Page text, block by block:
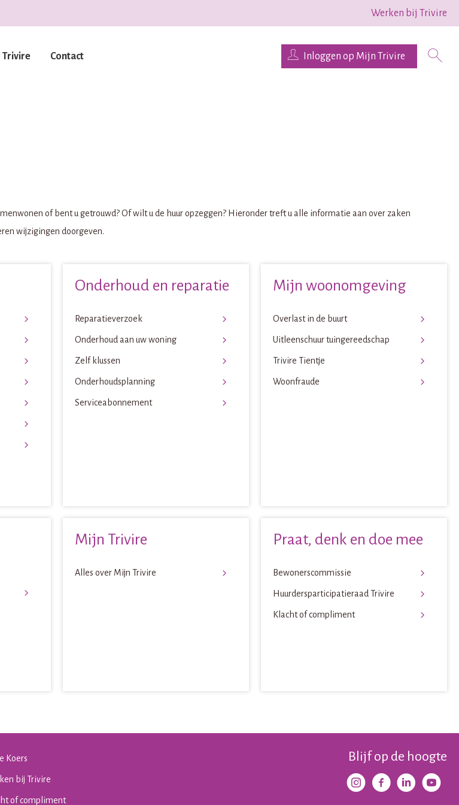
Trivire Contact Inloggen op Mijn Trivire
Werken bij Trivire
of bent u getrouwd? Of wilt u de huur opzeggen? Hieronder treft u alle informatie aan over zaken
wijzigingen doorgeven.
Onderhoud en reparatie
Reparatieverzoek
Onderhoud aan uw woning
Zelf klussen
Onderhoudsplanning
Serviceabonnement
Mijn woonomgeving
Overlast in de buurt
Uitleenschuur tuingereedschap
Trivire Tientje
Woonfraude
Mijn Trivire
Alles over Mijn Trivire
Praat, denk en doe mee
Bewonerscommissie
Huurdersparticipatieraad Trivire
Klacht of compliment
Koers
bij Trivire
of compliment
Blijf op de hoogte